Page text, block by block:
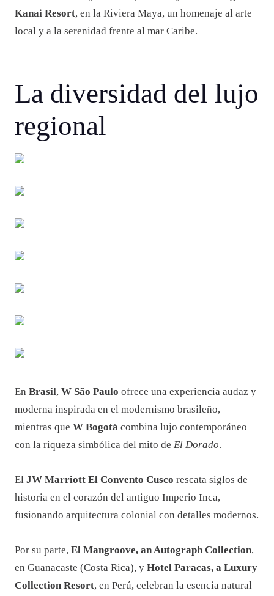
Kanai Resort, en la Riviera Maya, un homenaje al arte
local y a la serenidad frente al mar Caribe.
La diversidad del lujo
regional
En Brasil, W São Paulo ofrece una experiencia audaz y
moderna inspirada en el modernismo brasileño,
mientras que W Bogotá combina lujo contemporáneo
con la riqueza simbólica del mito de El Dorado.
El JW Marriott El Convento Cusco rescata siglos de
historia en el corazón del antiguo Imperio Inca,
fusionando arquitectura colonial con detalles modernos.
Por su parte, El Mangroove, an Autograph Collection,
en Guanacaste (Costa Rica), y Hotel Paracas, a Luxury
Collection Resort, en Perú, celebran la esencia natural